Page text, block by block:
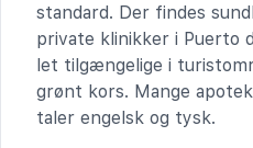
standard. Der findes
private klinikker i Puerto
let tilgængelige i
grønt kors. Mange
taler engelsk og tysk.